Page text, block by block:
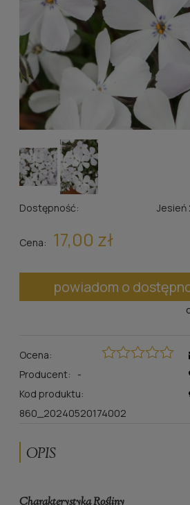
Dostępność: Jesień
Cena: 17,00 zł
powiadom o
Ocena:
Producent:
-
Kod produktu:
860_20240520174002
OPIS